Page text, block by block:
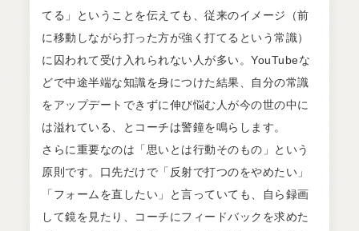
てる」ということを伝えても、従来のイメージ（前
に移動しながら打った方が強く打てるという常識）
に囚われて受け入れられない人が多い。YouTubeな
どで中途半端な知識を身につけた結果、自分の常識
をアップデートできずに伸び悩む人が今の世の中に
は溢れている、とコーチは警鐘を鳴らします。
さらに重要なのは「思いとは行動そのもの」という
原則です。口先だけで「反射で打つのをやめたい」
「フォームを直したい」と言っていても、自ら録画
して鏡を見たり、コーチにフィードバックを求めた